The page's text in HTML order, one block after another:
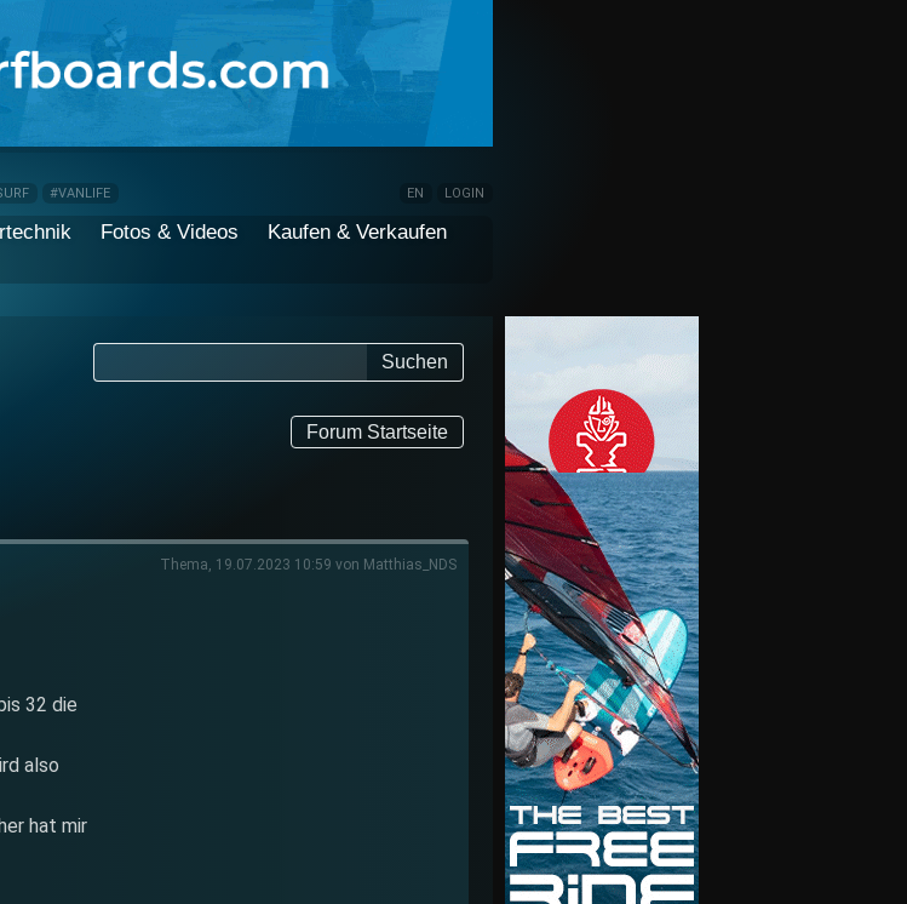
#VANLIFE EN LOGIN
Fotos & Videos
Kaufen & Verkaufen
Suchen
Forum Startseite
32 die
also
hat mir
Thema, 19.07.2023 10:59 von Matthias_NDS